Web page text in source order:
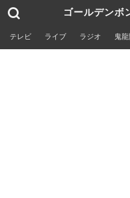
ゴールデンボ
テレビ ライブ ラジオ 鬼